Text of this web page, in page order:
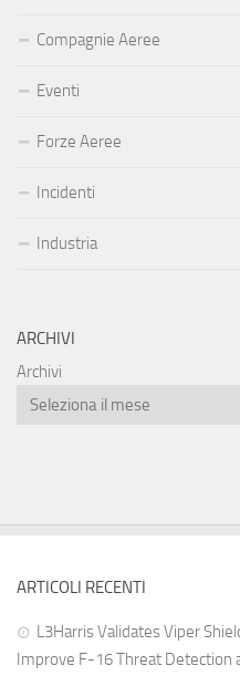
Compagnie Aeree
Eventi
Forze Aeree
Incidenti
Industria
ARCHIVI
Archivi
ARTICOLI RECENTI
L3Harris Validates Viper
Improve F-16 Threat Detection